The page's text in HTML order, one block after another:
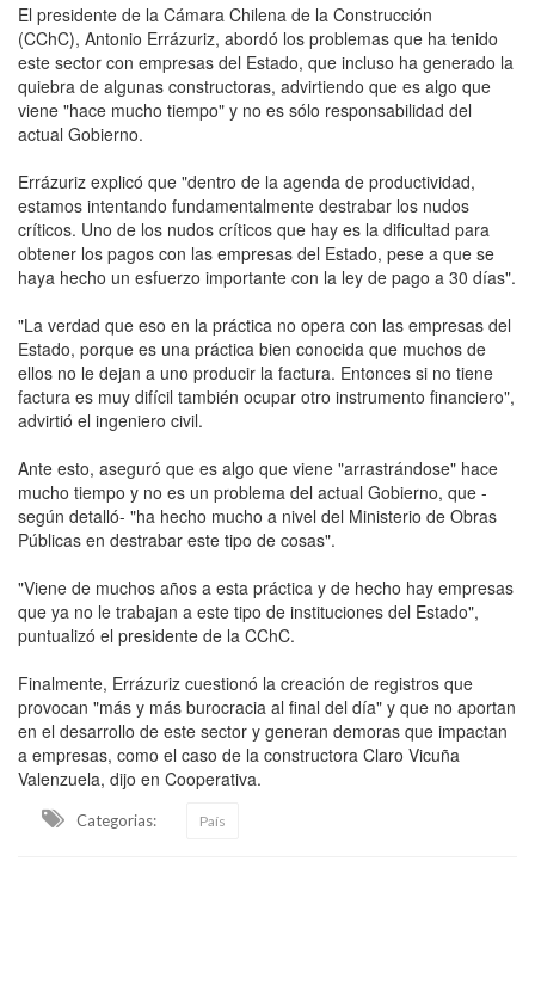
El presidente de la Cámara Chilena de la Construcción
(CChC), Antonio Errázuriz, abordó los problemas que ha tenido
este sector con empresas del Estado, que incluso ha generado la
quiebra de algunas constructoras, advirtiendo que es algo que
viene "hace mucho tiempo" y no es sólo responsabilidad del
actual Gobierno.
Errázuriz explicó que "dentro de la agenda de productividad,
estamos intentando fundamentalmente destrabar los nudos
críticos. Uno de los nudos críticos que hay es la dificultad para
obtener los pagos con las empresas del Estado, pese a que se
haya hecho un esfuerzo importante con la ley de pago a 30 días".
"La verdad que eso en la práctica no opera con las empresas del
Estado, porque es una práctica bien conocida que muchos de
ellos no le dejan a uno producir la factura. Entonces si no tiene
factura es muy difícil también ocupar otro instrumento financiero",
advirtió el ingeniero civil.
Ante esto, aseguró que es algo que viene "arrastrándose" hace
mucho tiempo y no es un problema del actual Gobierno, que -
según detalló- "ha hecho mucho a nivel del Ministerio de Obras
Públicas en destrabar este tipo de cosas".
"Viene de muchos años a esta práctica y de hecho hay empresas
que ya no le trabajan a este tipo de instituciones del Estado",
puntualizó el presidente de la CChC.
Finalmente, Errázuriz cuestionó la creación de registros que
provocan "más y más burocracia al final del día" y que no aportan
en el desarrollo de este sector y generan demoras que impactan
a empresas, como el caso de la constructora Claro Vicuña
Valenzuela, dijo en Cooperativa.
Categorias: País